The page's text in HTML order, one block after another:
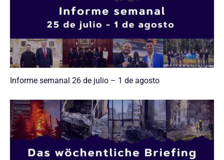
Informe semanal 26 de julio – 1 de agosto